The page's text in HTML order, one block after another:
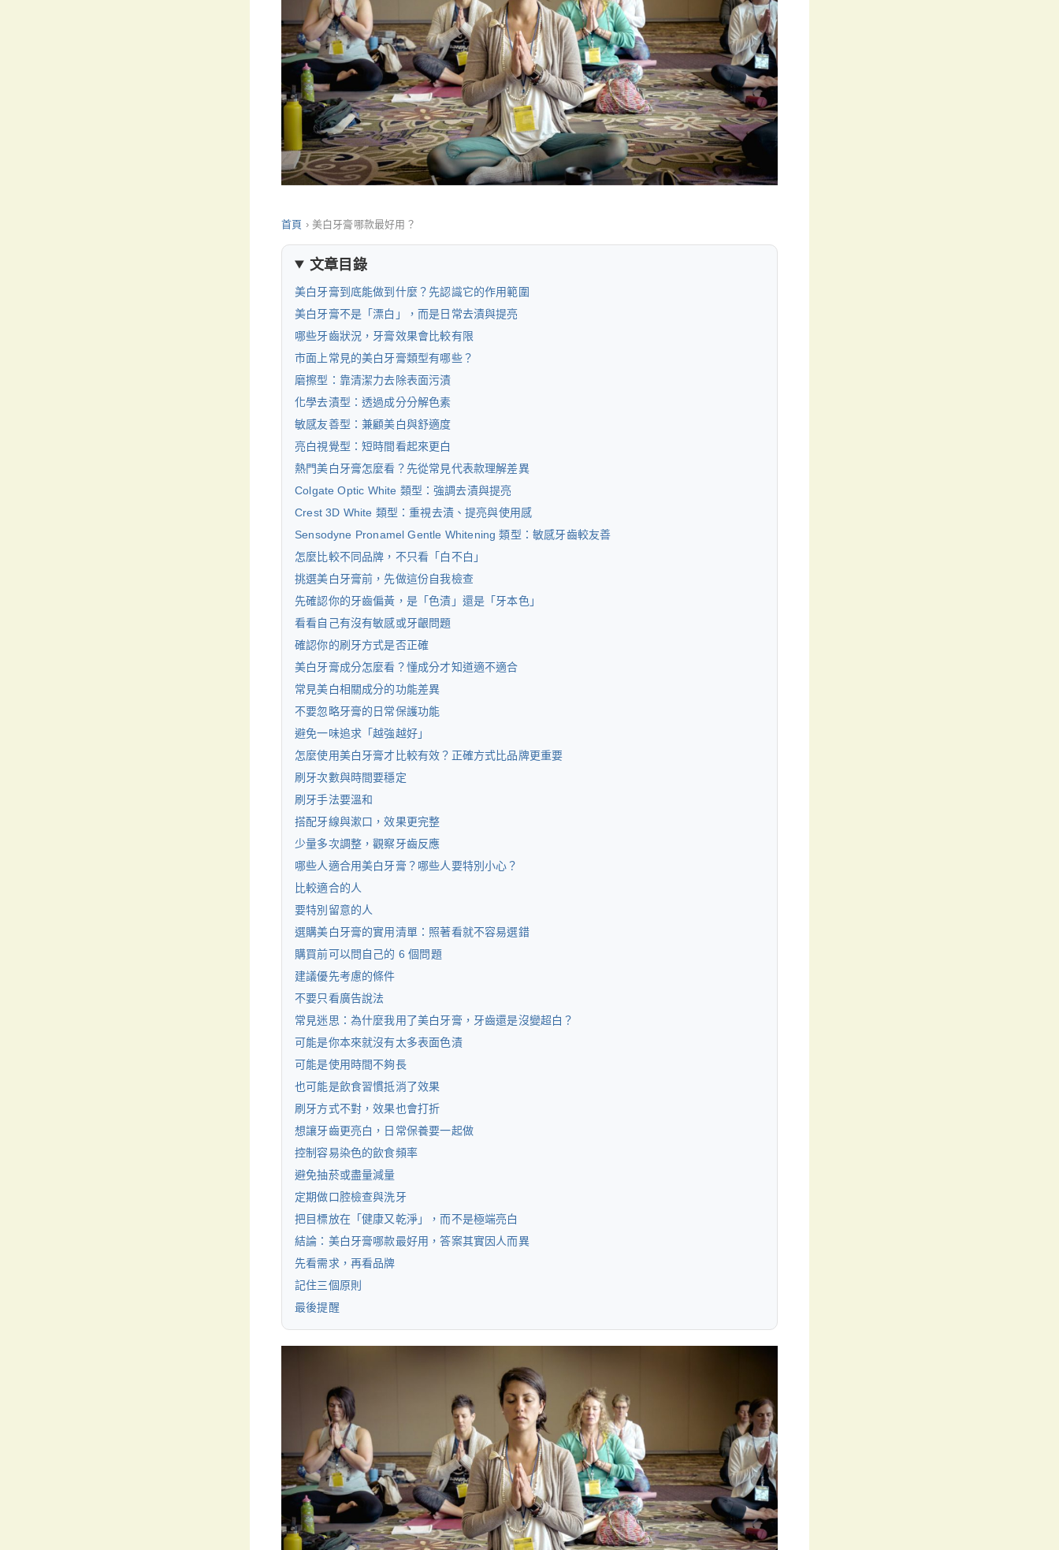
首頁 › 美白牙膏哪款最好用？
文章目錄
美白牙膏到底能做到什麼？先認識它的作用範圍
美白牙膏不是「漂白」，而是日常去漬與提亮
哪些牙齒狀況，牙膏效果會比較有限
市面上常見的美白牙膏類型有哪些？
磨擦型：靠清潔力去除表面污漬
化學去漬型：透過成分分解色素
敏感友善型：兼顧美白與舒適度
亮白視覺型：短時間看起來更白
熱門美白牙膏怎麼看？先從常見代表款理解差異
Colgate Optic White 類型：強調去漬與提亮
Crest 3D White 類型：重視去漬、提亮與使用感
Sensodyne Pronamel Gentle Whitening 類型：敏感牙齒較友善
怎麼比較不同品牌，不只看「白不白」
挑選美白牙膏前，先做這份自我檢查
先確認你的牙齒偏黃，是「色漬」還是「牙本色」
看看自己有沒有敏感或牙齦問題
確認你的刷牙方式是否正確
美白牙膏成分怎麼看？懂成分才知道適不適合
常見美白相關成分的功能差異
不要忽略牙膏的日常保護功能
避免一味追求「越強越好」
怎麼使用美白牙膏才比較有效？正確方式比品牌更重要
刷牙次數與時間要穩定
刷牙手法要溫和
搭配牙線與漱口，效果更完整
少量多次調整，觀察牙齒反應
哪些人適合用美白牙膏？哪些人要特別小心？
比較適合的人
要特別留意的人
選購美白牙膏的實用清單：照著看就不容易選錯
購買前可以問自己的 6 個問題
建議優先考慮的條件
不要只看廣告說法
常見迷思：為什麼我用了美白牙膏，牙齒還是沒變超白？
可能是你本來就沒有太多表面色漬
可能是使用時間不夠長
也可能是飲食習慣抵消了效果
刷牙方式不對，效果也會打折
想讓牙齒更亮白，日常保養要一起做
控制容易染色的飲食頻率
避免抽菸或盡量減量
定期做口腔檢查與洗牙
把目標放在「健康又乾淨」，而不是極端亮白
結論：美白牙膏哪款最好用，答案其實因人而異
先看需求，再看品牌
記住三個原則
最後提醒